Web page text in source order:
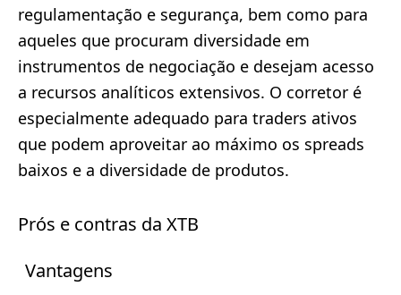
regulamentação e segurança, bem como para
aqueles que procuram diversidade em
instrumentos de negociação e desejam acesso
a recursos analíticos extensivos. O corretor é
especialmente adequado para traders ativos
que podem aproveitar ao máximo os spreads
baixos e a diversidade de produtos.
Prós e contras da XTB
Vantagens